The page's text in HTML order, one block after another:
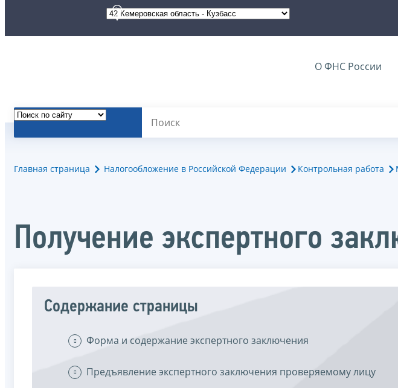
О ФНС России
Главная страница Налогообложение в Российской Федерации Контрольная работа
Получение экспертного
Содержание страницы
Форма и содержание экспертного заключения
Предъявление экспертного заключения проверяемому лицу